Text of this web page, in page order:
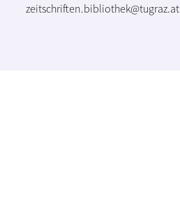
zeitschriften.bibliothek@tugraz.at